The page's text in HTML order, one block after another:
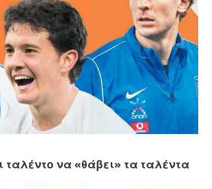
να «θάβει» τα ταλέντα